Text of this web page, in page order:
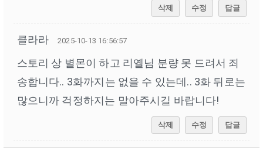
삭제 수정 답글
클라라 2025-10-13 16:56:57
스토리 상 별몬이 하고 리옐님 분량 못 드려서 죄
송합니다.. 3화까지는 없을 수 있는데.. 3화 뒤로는
많으니까 걱정하지는 말아주시길 바랍니다!
삭제 수정 답글